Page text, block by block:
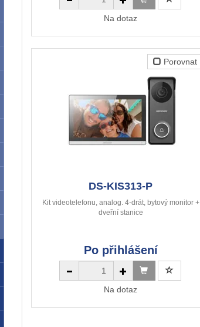
Na dotaz
Porovnat
DS-KIS313-P
Kit videotelefonu, analog. 4-drát, bytový monitor +
dveřní stanice
Po přihlášení
Na dotaz